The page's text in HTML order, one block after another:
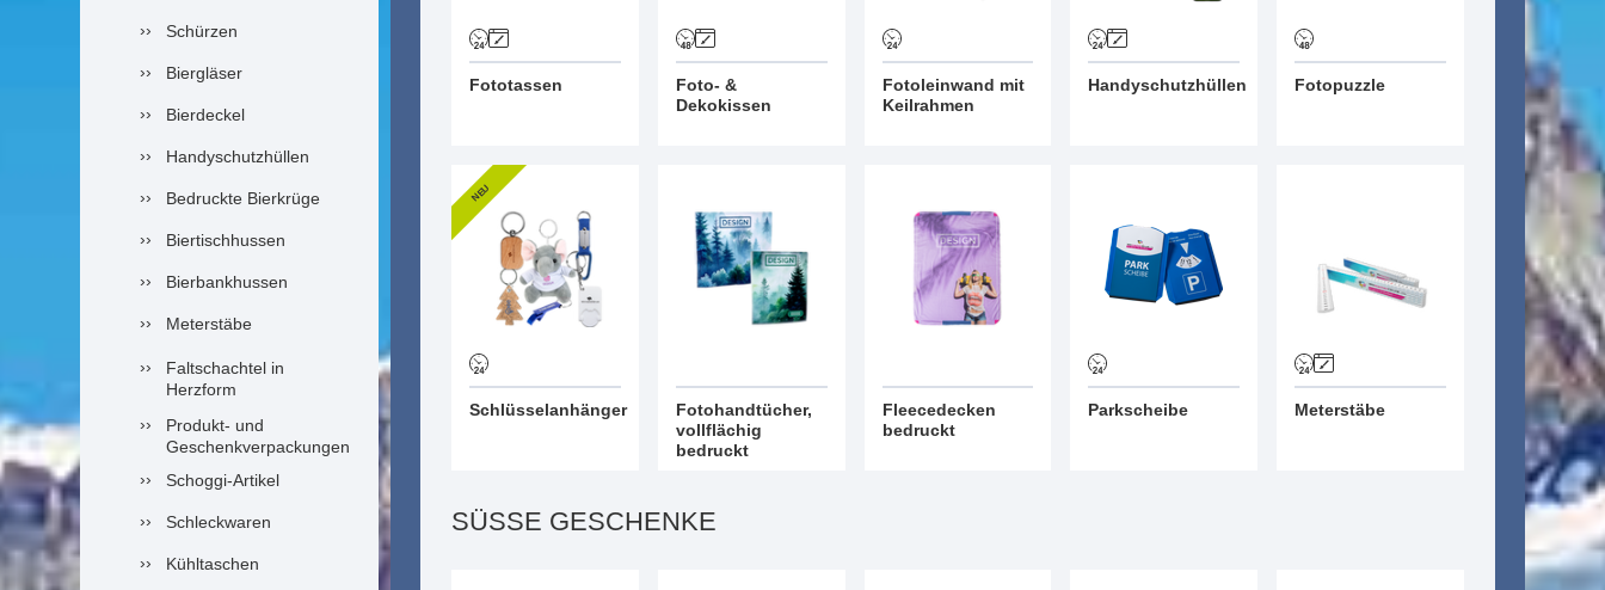
Schürzen
Biergläser
Bierdeckel
Handyschutzhüllen
Bedruckte Bierkrüge
Biertischhussen
Bierbankhussen
Meterstäbe
Faltschachtel in
Herzform
Produkt- und
Geschenkverpackungen
Schoggi-Artikel
Schleckwaren
Kühltaschen
Fototassen
Foto- &
Dekokissen
Fotoleinwand mit
Keilrahmen
Handyschutzhüllen Fotopuzzle
NEU
Schlüsselanhänger
Fotohandtücher,
vollflächig
bedruckt
Fleecedecken
bedruckt
Parkscheibe Meterstäbe
SÜSSE GESCHENKE